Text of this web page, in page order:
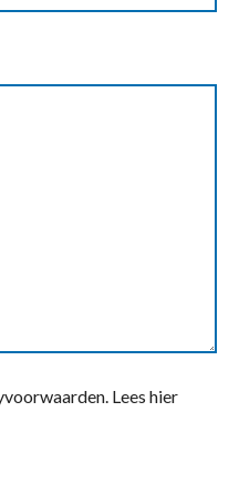
Lees hier